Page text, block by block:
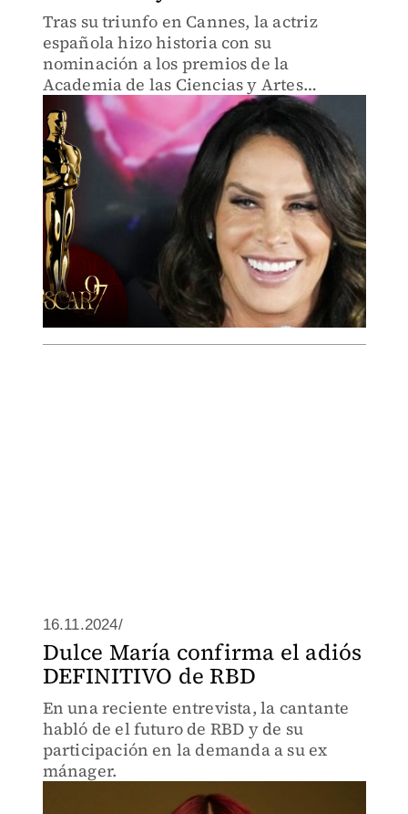
Tras su triunfo en Cannes, la actriz
española hizo historia con su
nominación a los premios de la
Academia de las Ciencias y Artes
Cinematográficas de los Estados Unidos
por su trabajo en Emilia Pérez.
16.11.2024/
Dulce María confirma el adiós
DEFINITIVO de RBD
En una reciente entrevista, la cantante
habló de el futuro de RBD y de su
participación en la demanda a su ex
mánager.